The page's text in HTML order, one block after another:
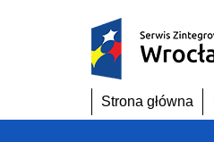
Strona główna